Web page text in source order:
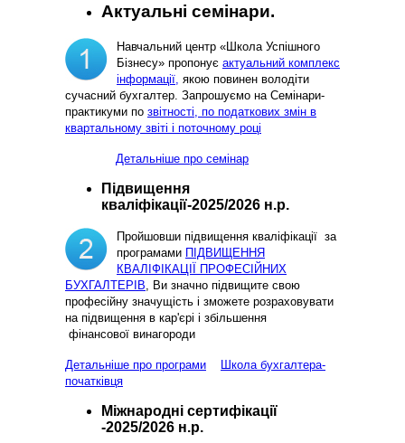
Актуальні семінари.
Навчальний центр «Школа Успішного
Бізнесу» пропонує актуальний комплекс
інформації, якою повинен володіти
сучасний бухгалтер. Запрошуємо на Семінари-
практикуми по звітності, по податкових змін в
квартальному звіті і поточному році
Детальніше про семінар
Підвищення
кваліфікації-2025/2026 н.р.
Пройшовши підвищення кваліфікації за
програмами ПІДВИЩЕННЯ
КВАЛІФІКАЦІЇ ПРОФЕСІЙНИХ
БУХГАЛТЕРІВ, Ви значно підвищите свою
професійну значущість і зможете розраховувати
на підвищення в кар'єрі і збільшення
фінансової винагороди
Детальніше про програми
Школа бухгалтера-
початківця
Міжнародні сертифікації
-2025/2026 н.р.